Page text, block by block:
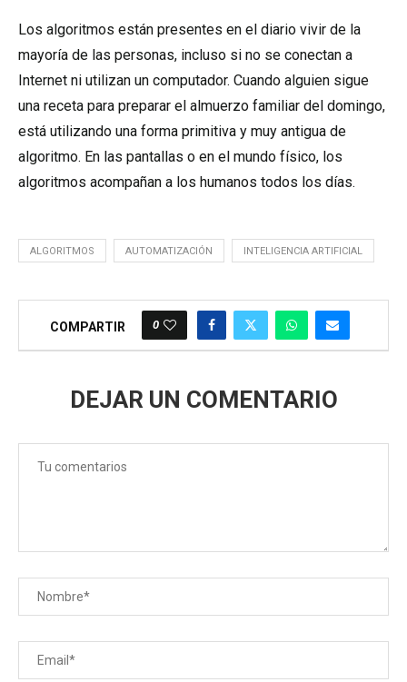
Los algoritmos están presentes en el diario vivir de la
mayoría de las personas, incluso si no se conectan a
Internet ni utilizan un computador. Cuando alguien sigue
una receta para preparar el almuerzo familiar del domingo,
está utilizando una forma primitiva y muy antigua de
algoritmo. En las pantallas o en el mundo físico, los
algoritmos acompañan a los humanos todos los días.
ALGORITMOS AUTOMATIZACIÓN INTELIGENCIA ARTIFICIAL
COMPARTIR 0
DEJAR UN COMENTARIO